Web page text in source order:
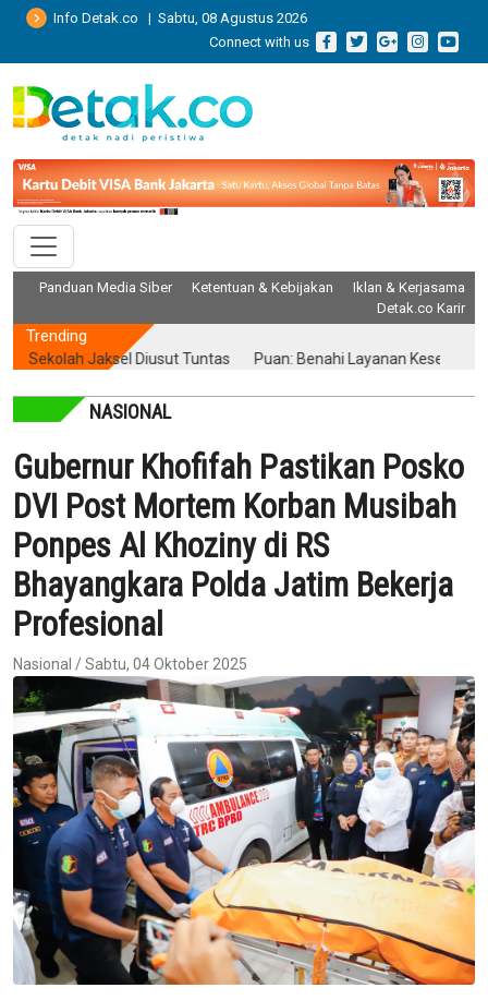
Info Detak.co | Sabtu, 08 Agustus 2026
Connect with us
Panduan Media Siber Ketentuan & Kebijakan
Iklan & Kerjasama
Detak.co Karir
Trending
Jaksel Diusut Tuntas Puan: Benahi Layanan Kesehatan Tanpa
NASIONAL
Gubernur Khofifah Pastikan Posko
DVI Post Mortem Korban Musibah
Ponpes Al Khoziny di RS
Bhayangkara Polda Jatim Bekerja
Profesional
Nasional / Sabtu, 04 Oktober 2025